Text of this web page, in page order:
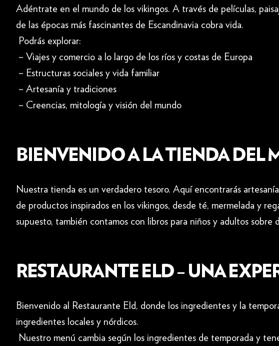
Adéntrate en el mundo de los vikingos. A través de películas,
de las épocas más fascinantes de Escandinavia cobra vida.
Podrás explorar:
– Viajes y comercio a lo largo de los ríos y costas de Europa
– Estructuras sociales y vida familiar
– Artesanía y tradiciones
– Creencias, mitología y visión del mundo
BIENVENIDO A LA TIENDA DEL
Nuestra tienda es un verdadero tesoro. Aquí encontrarás
de productos inspirados en los vikingos, desde té, mermelada y
supuesto, también contamos con libros para niños y adultos sobre
RESTAURANTE ELD – UNA
Bienvenido al Restaurante Eld, donde los ingredientes y la
ingredientes locales y nórdicos.
Nuestro menú cambia según los ingredientes de temporada y